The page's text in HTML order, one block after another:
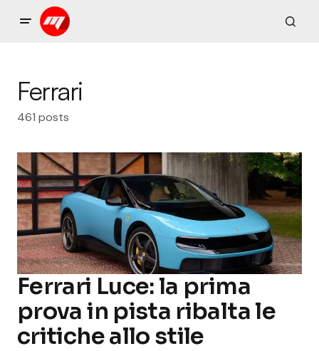
Ferrari
461 posts
Ferrari Luce: la prima
prova in pista ribalta le
critiche allo stile